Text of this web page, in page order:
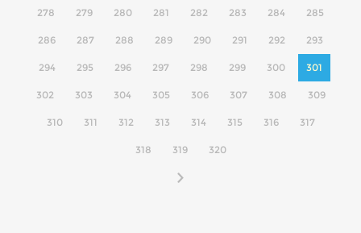
278 279 280 281 282 283 284 285
286 287 288 289 290 291 292 293
294 295 296 297 298 299 300 301
302 303 304 305 306 307 308 309
310 311 312 313 314 315 316 317
318 319 320